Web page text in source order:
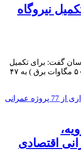
تکمیل نیروگاه
گفت: برای تکمیل
نیروگاه بادی دُرح تا ظرفیت کامل نیروگاه(۵۰ مگاوات برق ) به ۴۷